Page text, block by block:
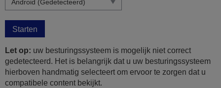
Starten
Let op: uw besturingssysteem is mogelijk niet correct
gedetecteerd. Het is belangrijk dat u uw besturingssysteem
hierboven handmatig selecteert om ervoor te zorgen dat u
compatibele content bekijkt.